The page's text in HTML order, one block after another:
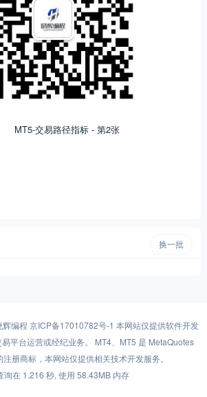
换一批
辉编程 京ICP备17010782号-1 本网站仅提供软件开发
平台运营或经纪业务。 MT4、MT5 是 MetaQuotes
册商标，本网站仅提供相关技术开发服务。
询在 1.216 秒, 使用 58.43MB 内存